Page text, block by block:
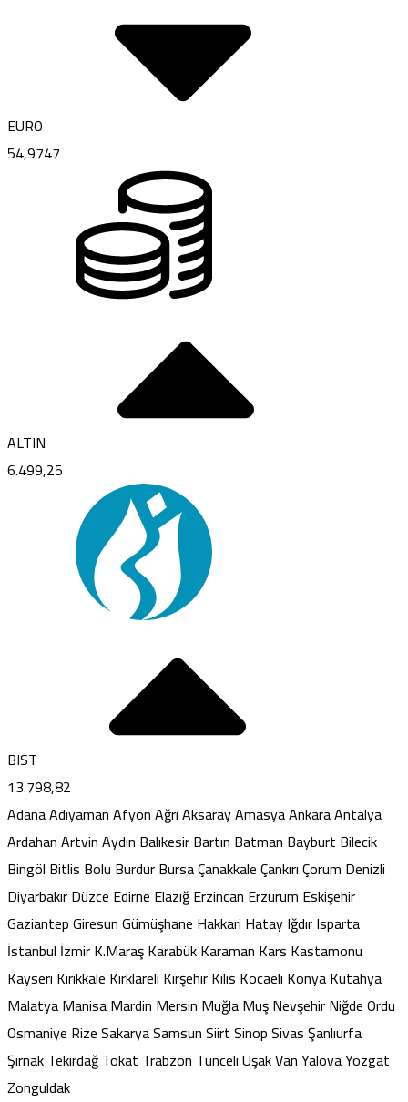
EURO
54,9747
ALTIN
6.499,25
BIST
13.798,82
AdanaAdıyamanAfyonAğrıAksarayAmasyaAnkaraAntalya
ArdahanArtvinAydın BalıkesirBartın Batman Bayburt Bilecik
Bingöl Bitlis Bolu BurdurBursaÇanakkaleÇankırıÇorum Denizli
DiyarbakırDüzce Edirne ElazığErzincan Erzurum Eskişehir
GaziantepGiresunGümüşhane Hakkari HatayIğdırIsparta
İstanbul İzmirK.MaraşKarabükKaraman Kars Kastamonu
Kayseri Kırıkkale Kırklareli KırşehirKilis Kocaeli KonyaKütahya
MalatyaManisaMardin Mersin MuğlaMuşNevşehirNiğdeOrdu
Osmaniye RizeSakaryaSamsunSiirtSinopSivasŞanlıurfa
ŞırnakTekirdağTokat Trabzon TunceliUşakVanYalovaYozgat
Zonguldak